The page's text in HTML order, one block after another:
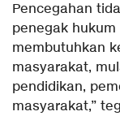
Pencegahan
penegak
membutuhkan
masyarakat,
pendidikan,
masyarakat,”